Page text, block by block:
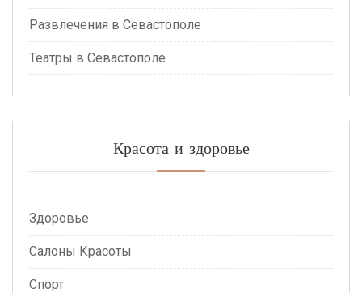
Развлечения в Севастополе
Театры в Севастополе
Красота и здоровье
Здоровье
Салоны Красоты
Спорт